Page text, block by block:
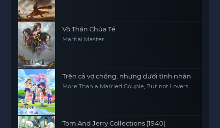
Võ Thần Chúa Tể
Martial Master
Trên cả vợ chồng, nhưng dưới tình nhân
More Than a Married Couple, But not Lovers
Tom And Jerry Collections (1940)